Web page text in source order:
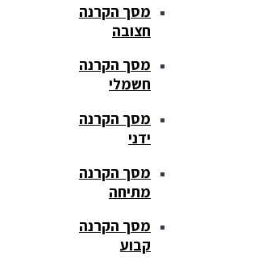
מסך הקרנה
חצובה
מסך הקרנה
חשמלי
מסך הקרנה
ידני
מסך הקרנה
מתיחה
מסך הקרנה
קבוע